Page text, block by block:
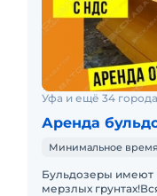
Уфа и ещё 34 города
Аренда
Минимальное время
Бульдозеры имеют
мерзлых